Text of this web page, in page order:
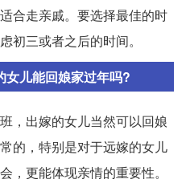
合走亲戚。要选择最佳的时
初三或者之后的时间。
女儿能回娘家过年吗?
，出嫁的女儿当然可以回娘
的，特别是对于远嫁的女儿
，更能体现亲情的重要性。